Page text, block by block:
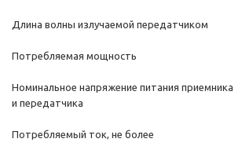
Длина волны излучаемой передатчиком
Потребляемая мощность
Номинальное напряжение питания приемника
и передатчика
Потребляемый ток, не более